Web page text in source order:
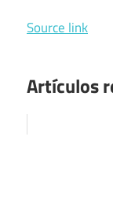
Source link
Artículos